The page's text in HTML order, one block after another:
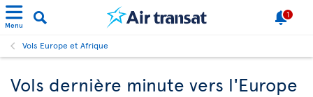
Menu
1
Vols Europe et Afrique
Vols dernière minute vers l'Europe